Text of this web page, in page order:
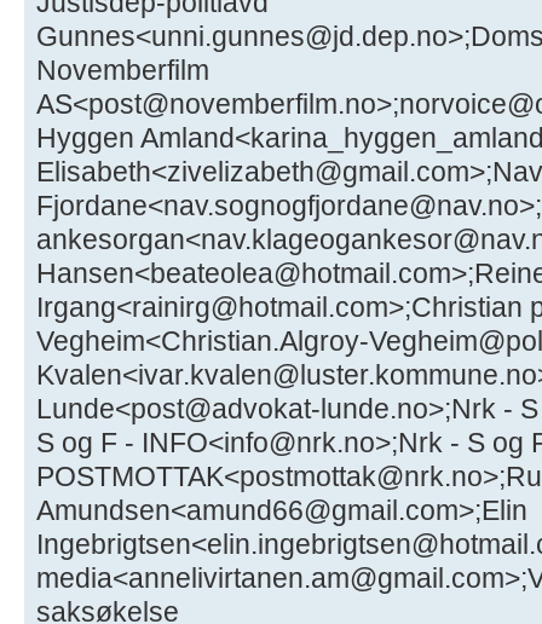
Novemberfilm
Hyggen
Irgang<rainirg@hotmail.com>;Christian
Vegheim<Christian.Algroy-
Lunde<post@advokat-lunde.no>;Nrk -
S og F - INFO<info@nrk.no>;Nrk - S og
Amundsen<amund66@gmail.com>;Elin
saksøkelse